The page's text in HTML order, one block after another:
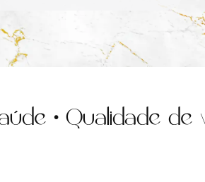
• Qualidade de